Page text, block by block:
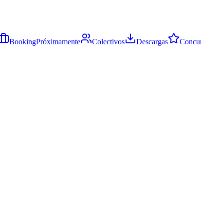
BookingPróximamente Colectivos Descargas